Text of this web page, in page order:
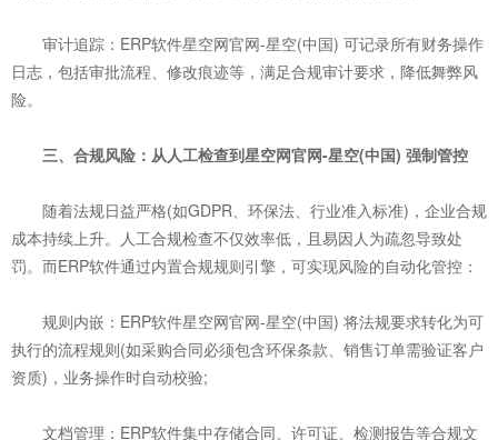
审计追踪：ERP软件星空网官网-星空(中国) 可记录所有财务操作
日志，包括审批流程、修改痕迹等，满足合规审计要求，降低舞弊风
险。
三、合规风险：从人工检查到星空网官网-星空(中国) 强制管控
随着法规日益严格(如GDPR、环保法、行业准入标准)，企业合规
成本持续上升。人工合规检查不仅效率低，且易因人为疏忽导致处
罚。而ERP软件通过内置合规规则引擎，可实现风险的自动化管控：
规则内嵌：ERP软件星空网官网-星空(中国) 将法规要求转化为可
执行的流程规则(如采购合同必须包含环保条款、销售订单需验证客户
资质)，业务操作时自动校验;
文档管理：ERP软件集中存储合同、许可证、检测报告等合规文